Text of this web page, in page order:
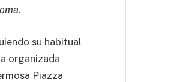
su habitual
organizada
Piazza